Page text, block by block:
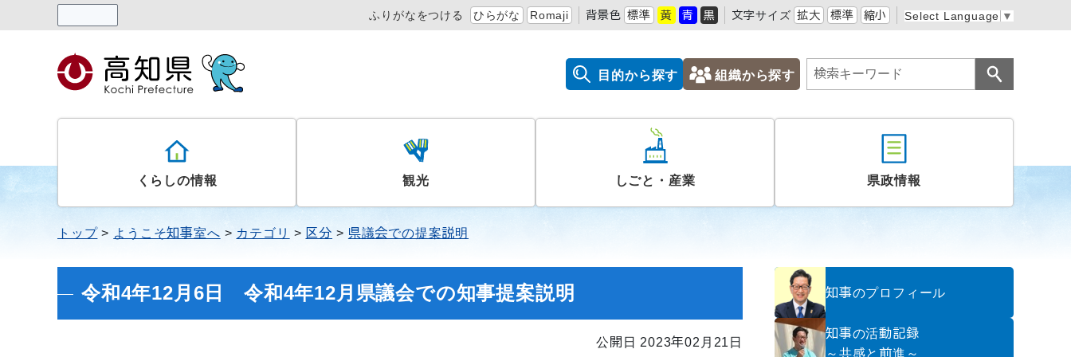
ふりがなをつける ひらがな Romaji 背景色 標準 黄 青 黒 文字サイズ 拡大 標準 縮小 Select Language ▼
目的から探す 組織から探す
くらしの情報 観光 しごと・産業 県政情報
トップ ようこそ知事室へ カテゴリ 区分 県議会での提案説明
令和4年12月6日 令和4年12月県議会での知事提案説明
公開日 2023年02月21日
知事のプロフィール
知事の活動記録
～共感と前進～